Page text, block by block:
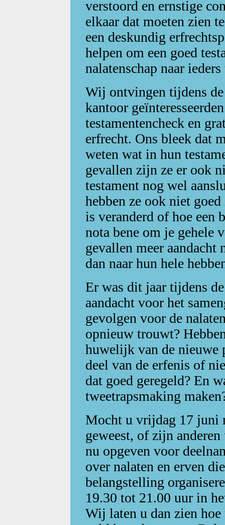
verstoord en ernstige
elkaar dat moeten zien
een deskundig
helpen om een goed
nalatenschap naar
Wij ontvingen tijdens
kantoor
testamentencheck en
erfrecht. Ons bleek dat
weten wat in hun
gevallen zijn ze er ook
testament nog wel
hebben ze ook niet
is veranderd of hoe
nota bene om je gehele
gevallen meer
dan naar hun hele
Er was dit jaar tijdens
aandacht voor het
gevolgen voor de
opnieuw trouwt?
huwelijk van de nieuwe
deel van de erfenis of
dat goed geregeld? En
tweetrapsmaking
Mocht u vrijdag 17 juni
geweest, of zijn
nu opgeven voor
over nalaten en erven
belangstelling
19.30 tot 21.00 uur in
Wij laten u dan zien